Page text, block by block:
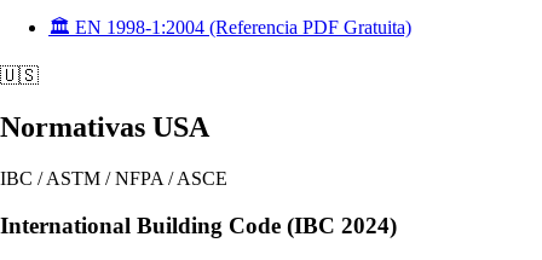
🏛️ EN 1998-1:2004 (Referencia PDF Gratuita)
🇺🇸
Normativas USA
IBC / ASTM / NFPA / ASCE
International Building Code (IBC 2024)